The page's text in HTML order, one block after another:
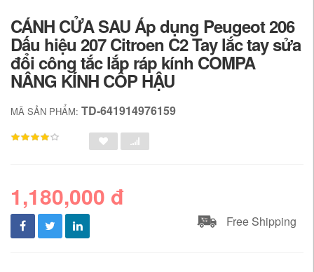
CÁNH CỬA SAU Áp dụng Peugeot 206
Dấu hiệu 207 Citroen C2 Tay lắc tay sửa
đổi công tắc lắp ráp kính COMPA
NÂNG KÍNH CỐP HẬU
MÃ SẢN PHẨM: TD-641914976159
1,180,000 đ
Free Shipping